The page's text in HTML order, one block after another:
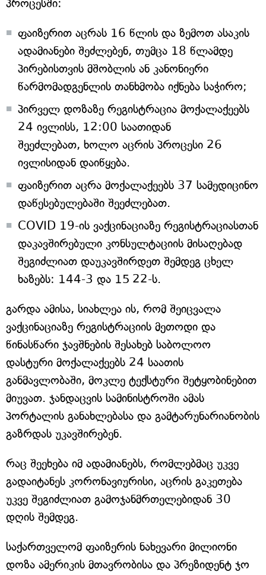
პროცესში:
ფაიზერით აცრას 16 წლის და ზემოთ ასაკის
ადამიანები შეძლებენ, თუმცა 18 წლამდე
პირებისთვის მშობლის ან კანონიერი
წარმომადგენლის თანხმობა იქნება საჭირო;
პირველ დოზაზე რეგისტრაცია მოქალაქეებს
24 ივლისს, 12:00 საათიდან
შეეძლებათ, ხოლო აცრის პროცესი 26
ივლისიდან დაიწყება.
ფაიზერით აცრა მოქალაქეებს 37 სამედიცინო
დაწესებულებაში შეეძლებათ.
COVID 19-ის ვაქცინაციაზე რეგისტრაციასთან
დაკავშირებული კონსულტაციის მისაღებად
შეგიძლიათ დაუკავშირდეთ შემდეგ ცხელ
ხაზებს: 144-3 და 15 22-ს.
გარდა ამისა, სიახლეა ის, რომ შეიცვალა
ვაქცინაციაზე რეგისტრაციის მეთოდი და
წინასწარი ჯავშნების შესახებ საბოლოო
დასტური მოქალაქეებს 24 საათის
განმავლობაში, მოკლე ტექსტური შეტყობინებით
მიუვათ. ჯანდაცვის სამინისტროში ამას
პორტალის განახლებასა და გამტარუნარიანობის
გაზრდას უკავშირებენ.
რაც შეეხება იმ ადამიანებს, რომლებმაც უკვე
გადაიტანეს კორონავიურისი, აცრის გაკეთება
უკვე შეგიძლიათ გამოჯანმრთელებიდან 30
დღის შემდეგ.
საქართველომ ფაიზერის ნახევარი მილიონი
დოზა ამერიკის მთავრობისა და პრეზიდენტ ჯო